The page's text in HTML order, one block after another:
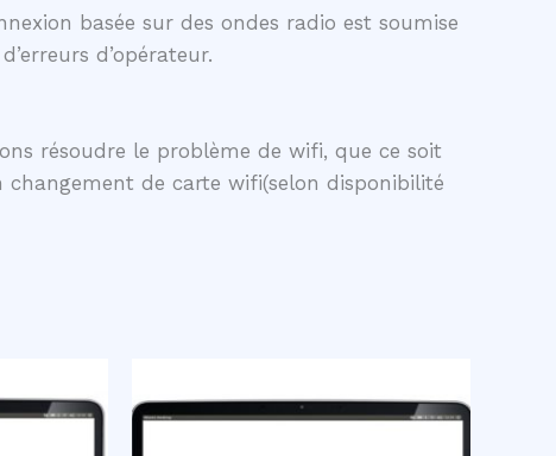
basée sur des ondes radio est soumise
d’opérateur.
résoudre le problème de wifi, que ce soit
de carte wifi(selon disponibilité